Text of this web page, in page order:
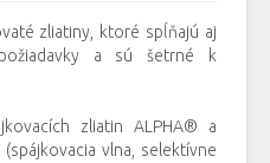
zliatiny, ktoré spĺňajú aj
a sú šetrné k
zliatin ALPHA® a
(spájkovacia vlna, selektívne